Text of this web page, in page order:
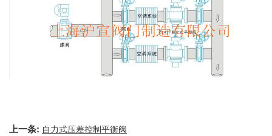
上一条: 自力式压差控制平衡阀